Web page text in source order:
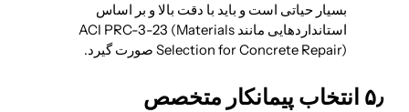
بسیار حیاتی است و باید با دقت بالا و بر اساس
استانداردهایی مانند ACI PRC-3-23 (Materials
Selection for Concrete Repair) صورت گیرد.
۵٫ انتخاب پیمانکار متخصص